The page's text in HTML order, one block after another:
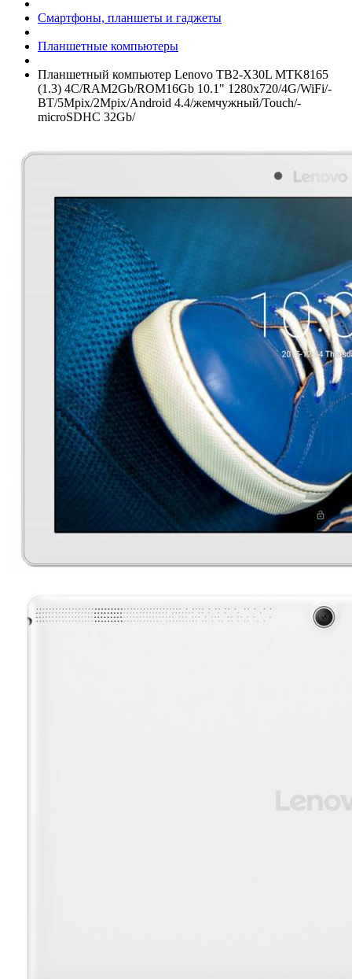
Смартфоны, планшеты и гаджеты
Планшетные компьютеры
Планшетный компьютер Lenovo TB2-X30L MTK8165
(1.3) 4C/­RAM2Gb/­ROM16Gb 10.1" 1280x720/­4G/­WiFi/­
BT/­5Mpix/­2Mpix/­Android 4.4/­жемчужный/­Touch/­
microSDHC 32Gb/­